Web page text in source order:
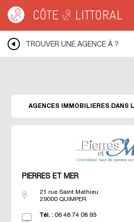
Warning : Undefined variable $idUser in
/var/www/mobile.cotelittoral.fr/annuaire.php
Côte & Littoral>Les agences du littoral>
BRETAGNE
Agences immobili&eagrave;res
TROUVER UNE AGENCE À ?
AGENCES IMMOBILIÈRES DANS
PIERRES ET MER
21 rue Saint Mathieu
29000 QUIMPER
Tél. : 06 48 74 08 93